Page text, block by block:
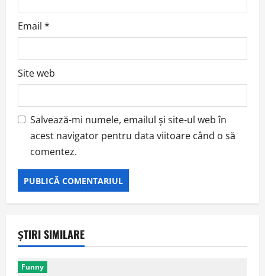
Email *
Site web
Salvează-mi numele, emailul și site-ul web în
acest navigator pentru data viitoare când o să
comentez.
ȘTIRI SIMILARE
Funny